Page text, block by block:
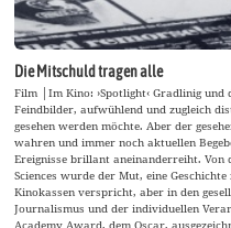
Die Mitschuld tragen alle
Film │Im Kino: ›Spotlight‹ Gradlinig
Feindbilder, aufwühlend und zugleich
gesehen werden möchte. Aber der
wahren und immer noch aktuellen
Ereignisse brillant aneinanderreiht.
Sciences wurde der Mut, eine
Kinokassen verspricht, aber in den
Journalismus und der individuellen